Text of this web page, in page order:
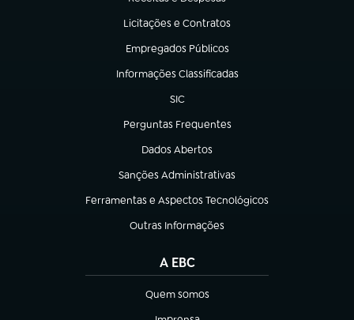
Licitações e Contratos
(abre em nova aba)
Empregados Públicos
(abre em nova aba)
Informações Classificadas
(abre em nova aba)
SIC
(abre em nova aba)
Perguntas Frequentes
(abre em nova aba)
Dados Abertos
(abre em nova aba)
Sanções Administrativas
(abre em nova aba)
Ferramentas e Aspectos Tecnológicos
(abre em nova aba)
Outras Informações
(abre em nova aba)
A EBC
Quem somos
(abre em nova aba)